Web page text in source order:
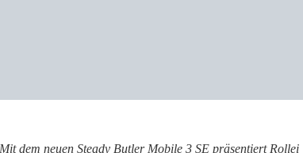
dem neuen Steady Butler Mobile 3 SE präsentiert Rollei